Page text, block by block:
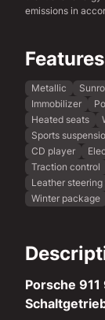
emissions in
Features
Metallic
Immobilizer
Heated seats
Sports
CD player
Traction control
Leather steering
Winter package
Porsche